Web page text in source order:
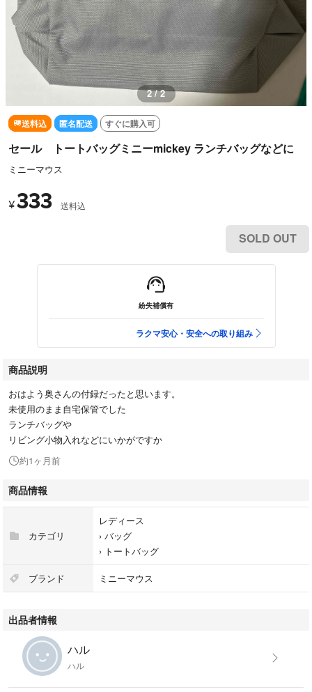
1 / 2
送料込 匿名配送 すぐに購入可
セール トートバッグミニーmickey ランチバッグなどに
ミニーマウス
¥333 送料込
SOLD OUT
紛失補償有
ラクマ安心・安全への取り組み
商品説明
おはよう奥さんの付録だったと思います。
未使用のまま自宅保管でした
ランチバッグや
リビング小物入れなどにいかがですか
約1ヶ月前
商品情報
カテゴリ
レディース
› バッグ
› トートバッグ
ブランド ミニーマウス
出品者情報
ハル
ハル